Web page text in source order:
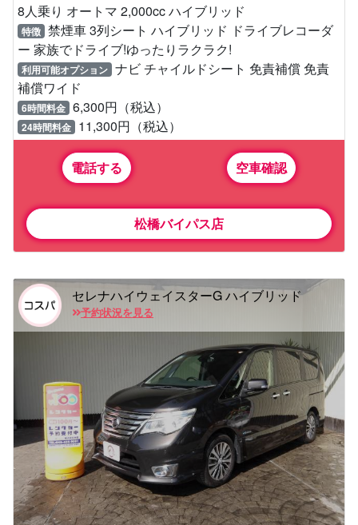
8人乗り オートマ 2,000cc ハイブリッド
特徴 禁煙車 3列シート ハイブリッド ドライブレコーダ
ー 家族でドライブ!ゆったりラクラク!
利用可能オプション ナビ チャイルドシート 免責補償 免責
補償ワイド
6時間料金 6,300円（税込）
24時間料金 11,300円（税込）
電話する 空車確認
松橋バイパス店
セレナハイウェイスターG ハイブリッド
予約状況を見る